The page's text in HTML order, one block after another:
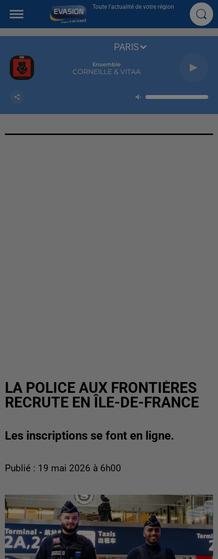
Toute l'actualité de votre région
Ensemble
CORNEILLE & VITAA
PARIS
LA POLICE AUX FRONTIÈRES
RECRUTE EN ÎLE-DE-FRANCE
Les inscriptions se font en ligne.
Publié : 19 mai 2026 à 6h00